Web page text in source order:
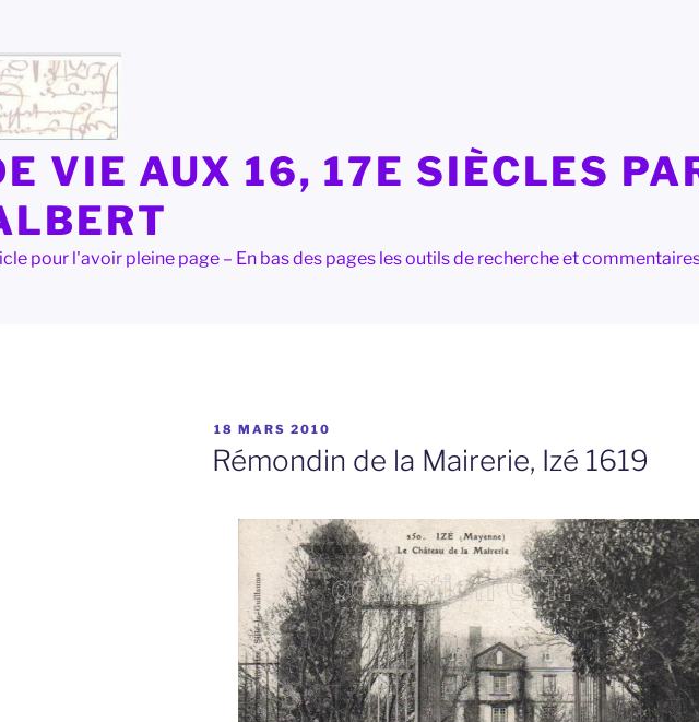
VIE AUX 16, 17E SIÈCLES
pour l'avoir pleine page – En bas des pages les outils de recherche et
PUBLIÉ
LE
18 MARS 2010
Rémondin de la Mairerie, Izé 1619